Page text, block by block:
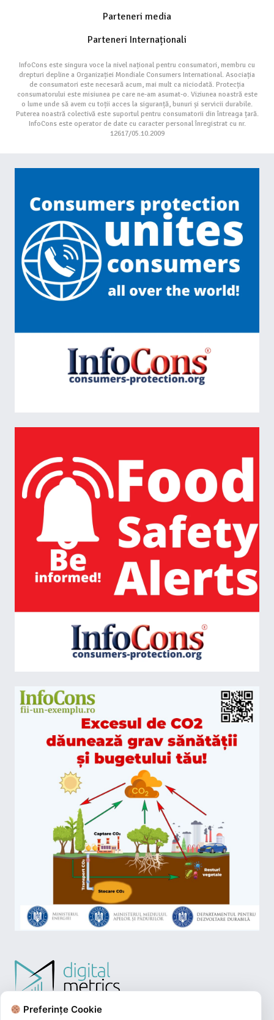
Parteneri media
Parteneri Internaționali
InfoCons este singura voce la nivel național pentru consumatori, membru cu
drepturi depline a Organizației Mondiale Consumers International. Asociația
de consumatori este necesară acum, mai mult ca niciodată. Protecția
consumatorului este misiunea pe care ne-am asumat-o. Viziunea noastră este
o lume unde să avem cu toții acces la siguranță, bunuri și servicii durabile.
Puterea noastră colectivă este suportul pentru consumatorii din întreaga țară.
InfoCons este operator de date cu caracter personal înregistrat cu nr.
12617/05.10.2009
Preferințe Cookie